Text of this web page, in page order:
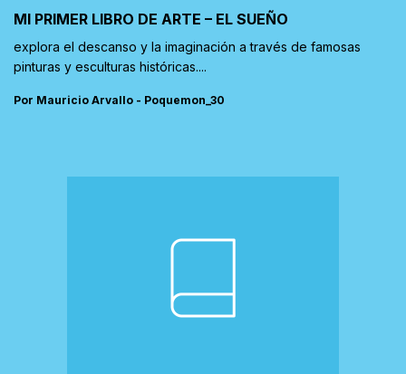
MI PRIMER LIBRO DE ARTE – EL SUEÑO
explora el descanso y la imaginación a través de famosas
pinturas y esculturas históricas....
Por Mauricio Arvallo - Poquemon_30